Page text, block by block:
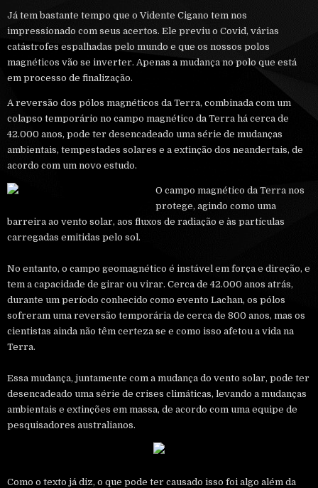
Já tem bastante tempo que o Vidente Cigano tem nos
impressionado com seus acertos. Ele previu o Covid, várias
catástrofes espalhadas pelo mundo e que os nossos polos
magnéticos vão se inverter. Apenas a mudança no polo que está
em processo de finalização.
A reversão dos pólos magnéticos da Terra, combinada com um
colapso temporário no campo magnético da Terra há cerca de
42.000 anos, pode ter desencadeado uma série de mudanças
ambientais, tempestades solares e a extinção dos neandertais, de
acordo com um novo estudo.
O campo magnético da Terra nos
protege, agindo como uma
barreira ao vento solar, aos fluxos de radiação e às partículas
carregadas emitidas pelo sol.
No entanto, o campo geomagnético é instável em força e direção, e
tem a capacidade de girar ou virar. Cerca de 42.000 anos atrás,
durante um período conhecido como evento Lachan, os pólos
sofreram uma reversão temporária de cerca de 800 anos, mas os
cientistas ainda não têm certeza se e como isso afetou a vida na
Terra.
Essa mudança, juntamente com a mudança do vento solar, pode ter
desencadeado uma série de crises climáticas, levando a mudanças
ambientais e extinções em massa, de acordo com uma equipe de
pesquisadores australianos.
Como o texto já diz, o que pode ter causado isso foi algo além da